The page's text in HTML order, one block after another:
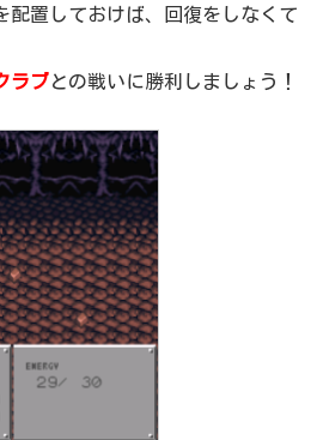
配置しておけば、回復をしなくて
ラブとの戦いに勝利しましょう！